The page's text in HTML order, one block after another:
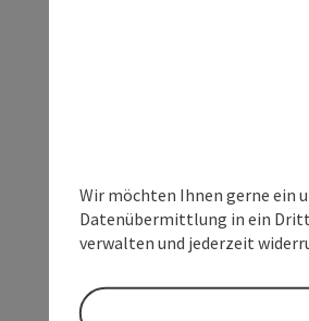
Wir möchten Ihnen gerne ein
Datenübermittlung in ein
verwalten und jederzeit